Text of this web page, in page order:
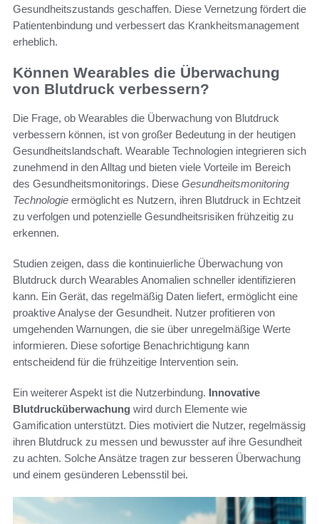
Gesundheitszustands geschaffen. Diese Vernetzung fördert die
Patientenbindung und verbessert das Krankheitsmanagement
erheblich.
Können Wearables die Überwachung
von Blutdruck verbessern?
Die Frage, ob Wearables die Überwachung von Blutdruck
verbessern können, ist von großer Bedeutung in der heutigen
Gesundheitslandschaft. Wearable Technologien integrieren sich
zunehmend in den Alltag und bieten viele Vorteile im Bereich
des Gesundheitsmonitorings. Diese Gesundheitsmonitoring
Technologie ermöglicht es Nutzern, ihren Blutdruck in Echtzeit
zu verfolgen und potenzielle Gesundheitsrisiken frühzeitig zu
erkennen.
Studien zeigen, dass die kontinuierliche Überwachung von
Blutdruck durch Wearables Anomalien schneller identifizieren
kann. Ein Gerät, das regelmäßig Daten liefert, ermöglicht eine
proaktive Analyse der Gesundheit. Nutzer profitieren von
umgehenden Warnungen, die sie über unregelmäßige Werte
informieren. Diese sofortige Benachrichtigung kann
entscheidend für die frühzeitige Intervention sein.
Ein weiterer Aspekt ist die Nutzerbindung. Innovative
Blutdrucküberwachung wird durch Elemente wie
Gamification unterstützt. Dies motiviert die Nutzer, regelmässig
ihren Blutdruck zu messen und bewusster auf ihre Gesundheit
zu achten. Solche Ansätze tragen zur besseren Überwachung
und einem gesünderen Lebensstil bei.